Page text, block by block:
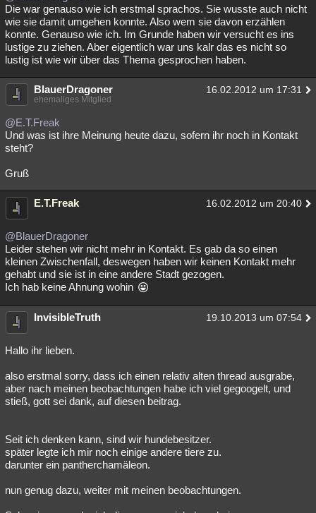
Die war genauso wie ich erstmal sprachos. Sie wusste auch nicht
wie sie damit umgehen konnte. Also wem sie davon erzählen
konnte. Genauso wie ich. Im Grunde haben wir versucht es ins
lustige zu ziehen. Aber eigentlich war uns kalr das es nicht so
lustig ist wie wir über das Thema gesprochen haben.
BlauerDragoner 16.02.2012 um 17:31
ehemaliges Mitglied
@E.T.Freak
Und was ist ihre Meinung heute dazu, sofern ihr noch in Kontakt
steht?
Gruß
E.T.Freak 16.02.2012 um 20:40
@BlauerDragoner
Leider stehen wir nicht mehr in Kontakt. Es gab da so einen
kleinen Zwischenfall, deswegen haben wir keinen Kontakt mehr
gehabt und sie ist in eine andere Stadt gezogen.
Ich hab keine Ahnung wohin
InvisibleTruth 19.10.2013 um 07:54
Hallo ihr lieben.
also erstmal sorry, dass ich einen relativ alten thread ausgrabe,
aber nach meinen beobachtungen habe ich viel gegoogelt, und
stieß, gott sei dank, auf diesen beitrag.
Seit ich denken kann, sind wir hundebesitzer.
später legte ich mir noch einige andere tiere zu.
darunter ein pantherchamäleon.
nun genug dazu, weiter mit meinen beobachtungen.